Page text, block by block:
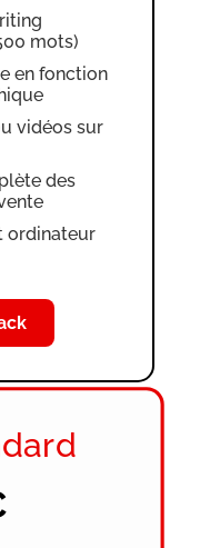
mots)
en fonction
vidéos sur
des
ordinateur